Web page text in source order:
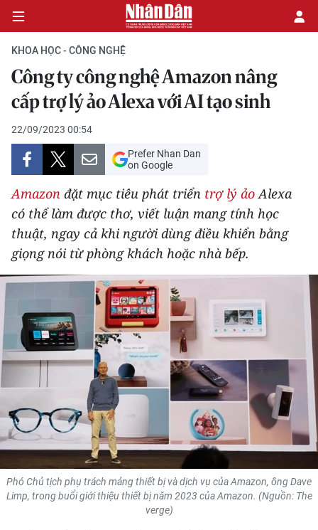
CHÍNH TRỊ
KINH TẾ
VĂN HÓA
XÃ HỘI
PHÁP LUẬT
THỂ THAO
GIÁO DỤC
Y TẾ
KHOA HỌC - CÔNG NGHỆ
MÔI TRƯỜNG
KHOA HỌC - CÔNG NGHỆ
Công ty công nghệ Amazon nâng
cấp trợ lý ảo Alexa với AI tạo sinh
22/09/2023 00:54
Prefer Nhan Dan
on Google
Amazon đặt mục tiêu phát triển trợ lý ảoAlexa
có thể làm được thơ, viết luận mang tính học
thuật, ngay cả khi người dùng điều khiển bằng
giọng nói từ phòng khách hoặc nhà bếp.
Phó Chủ tịch phụ trách mảng thiết bị và dịch vụ của Amazon, ông Dave
Limp, trong buổi giới thiệu thiết bị năm 2023 của Amazon. (Nguồn: The
verge)